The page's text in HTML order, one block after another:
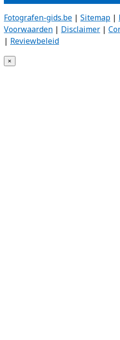
Fotografen-gids.be | Sitemap |
Voorwaarden | Disclaimer |
| Reviewbeleid
×